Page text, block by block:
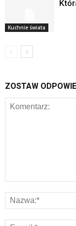
Kuchnie świata
ZOSTAW